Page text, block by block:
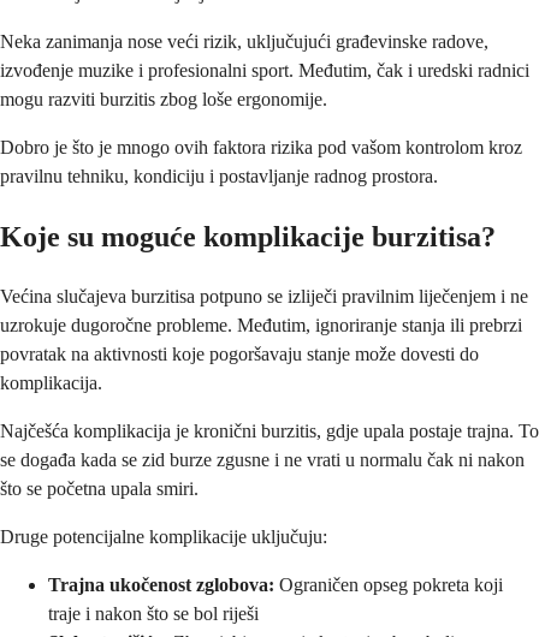
Neka zanimanja nose veći rizik, uključujući građevinske radove,
izvođenje muzike i profesionalni sport. Međutim, čak i uredski radnici
mogu razviti burzitis zbog loše ergonomije.
Dobro je što je mnogo ovih faktora rizika pod vašom kontrolom kroz
pravilnu tehniku, kondiciju i postavljanje radnog prostora.
Koje su moguće komplikacije burzitisa?
Većina slučajeva burzitisa potpuno se izliječi pravilnim liječenjem i ne
uzrokuje dugoročne probleme. Međutim, ignoriranje stanja ili prebrzi
povratak na aktivnosti koje pogoršavaju stanje može dovesti do
komplikacija.
Najčešća komplikacija je kronični burzitis, gdje upala postaje trajna. To
se događa kada se zid burze zgusne i ne vrati u normalu čak ni nakon
što se početna upala smiri.
Druge potencijalne komplikacije uključuju:
Trajna ukočenost zglobova: Ograničen opseg pokreta koji
traje i nakon što se bol riješi